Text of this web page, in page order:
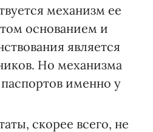
механизм ее
основанием и
является
Но механизма
именно у
скорее всего, не